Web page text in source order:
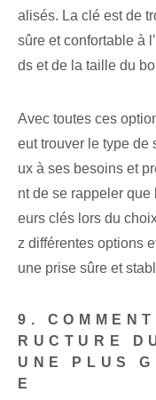
alisés. La clé est de
sûre et confortable à
ds et de la taille du
Avec toutes ces
eut trouver le type de
ux à ses besoins et
nt de se rappeler que
eurs clés lors du
z différentes options
une prise sûre et
9.
RUCTURE
UNE PLUS
E